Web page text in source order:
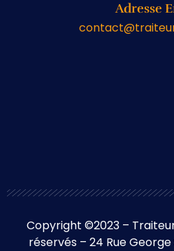
Adresse
Copyright ©2023 –
réservés – 24 Rue